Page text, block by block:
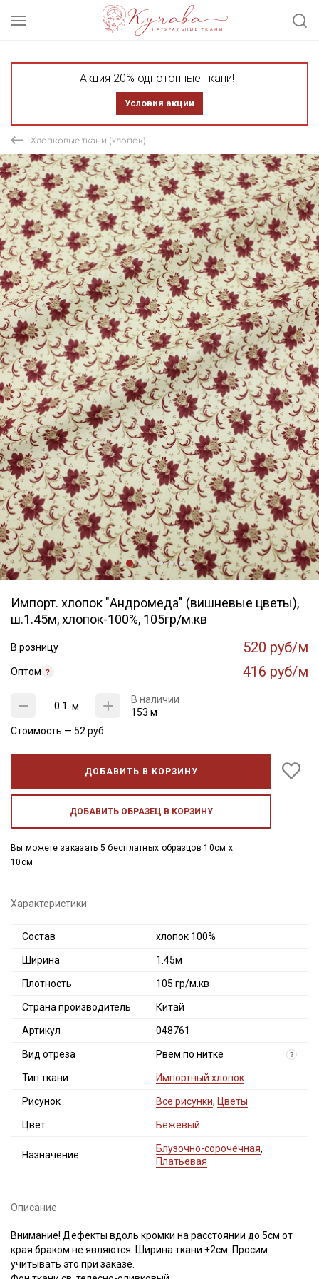
Акция 20% однотонные ткани!
Условия акции
Хлопковые ткани (хлопок)
Импорт. хлопок "Андромеда" (вишневые цветы),
ш.1.45м, хлопок-100%, 105гр/м.кв
В розницу 520 руб/м
Оптом 416 руб/м
м
В наличии
153 м
Стоимость — 52 руб
ДОБАВИТЬ В КОРЗИНУ
ДОБАВИТЬ ОБРАЗЕЦ В КОРЗИНУ
Вы можете заказать 5 бесплатных образцов 10см x
10см
Характеристики
Состав хлопок 100%
Ширина 1.45м
Плотность 105 гр/м.кв
Страна производитель Китай
Артикул 048761
Вид отреза Рвем по нитке ?
Тип ткани Импортный хлопок
Рисунок Все рисунки, Цветы
Цвет Бежевый
Назначение
Блузочно-сорочечная,
Платьевая
Описание
Внимание! Дефекты вдоль кромки на расстоянии до 5см от
края браком не являются. Ширина ткани ±2см. Просим
учитывать это при заказе.